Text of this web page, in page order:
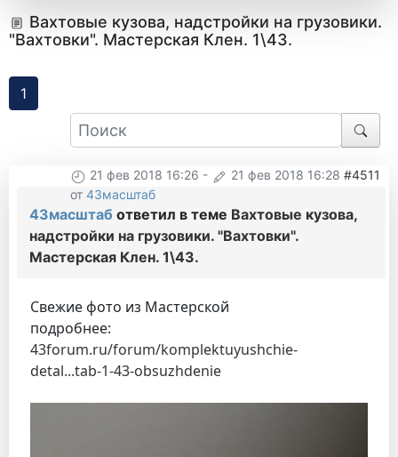
Вахтовые кузова, надстройки на грузовики.
"Вахтовки". Мастерская Клен. 1\43.
1
21 фев 2018 16:26 - 21 фев 2018 16:28 #4511
от 43масштаб
43масштаб ответил в теме Вахтовые кузова,
надстройки на грузовики. "Вахтовки".
Мастерская Клен. 1\43.
Свежие фото из Мастерской
подробнее:
43forum.ru/forum/komplektuyushchie-
detal...tab-1-43-obsuzhdenie